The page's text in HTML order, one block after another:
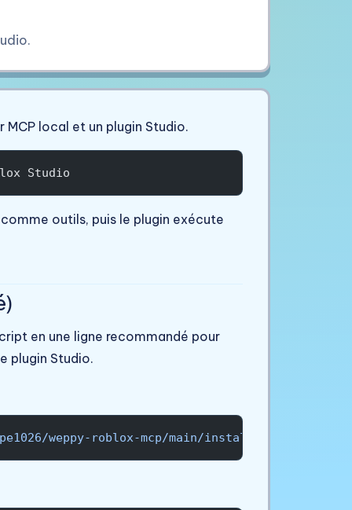
MCP local et un plugin Studio.
Studio
outils, puis le plugin exécute
en une ligne recommandé pour
plugin Studio.
weppy-roblox-mcp/main/install.sh